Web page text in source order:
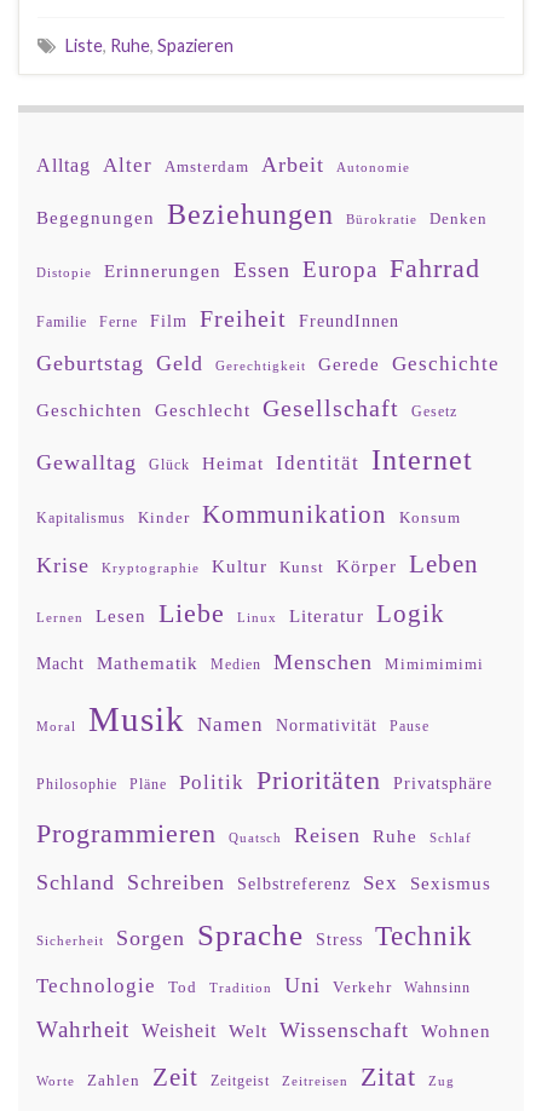
Liste, Ruhe, Spazieren
Alltag Alter Amsterdam Arbeit Autonomie
Begegnungen Beziehungen Bürokratie Denken
Distopie Erinnerungen Essen Europa Fahrrad
Familie Ferne Film Freiheit FreundInnen
Geburtstag Geld Gerechtigkeit Gerede Geschichte
Geschichten Geschlecht Gesellschaft Gesetz
Gewalltag Glück Heimat Identität Internet
Kapitalismus Kinder Kommunikation Konsum
Krise Kryptographie Kultur Kunst Körper Leben
Lernen Lesen Liebe Linux Literatur Logik
Macht Mathematik Medien Menschen Mimimimimi
Moral Musik Namen Normativität Pause
Philosophie Pläne Politik Prioritäten Privatsphäre
Programmieren Quatsch Reisen Ruhe Schlaf
Schland Schreiben Selbstreferenz Sex Sexismus
Sicherheit Sorgen Sprache Stress Technik
Technologie Tod Tradition Uni Verkehr Wahnsinn
Wahrheit Weisheit Welt Wissenschaft Wohnen
Worte Zahlen Zeit Zeitgeist Zeitreisen Zitat Zug